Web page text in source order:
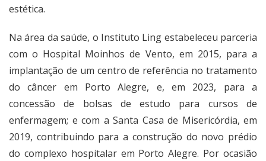
estética.
Na área da saúde, o Instituto Ling estabeleceu parceria
com o Hospital Moinhos de Vento, em 2015, para a
implantação de um centro de referência no tratamento
do câncer em Porto Alegre, e, em 2023, para a
concessão de bolsas de estudo para cursos de
enfermagem; e com a Santa Casa de Misericórdia, em
2019, contribuindo para a construção do novo prédio
do complexo hospitalar em Porto Alegre. Por ocasião